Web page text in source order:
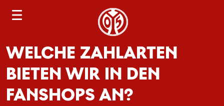
WELCHE ZAHLARTEN
BIETEN WIR IN DEN
FANSHOPS AN?